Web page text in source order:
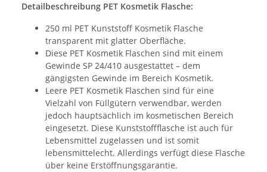
Detailbeschreibung PET Kosmetik Flasche:
250 ml PET Kunststoff Kosmetik Flasche
transparent mit glatter Oberfläche.
Diese PET Kosmetik Flaschen sind mit einem
Gewinde SP 24/410 ausgestattet – dem
gängigsten Gewinde im Bereich Kosmetik.
Leere PET Kosmetik Flaschen sind für eine
Vielzahl von Füllgütern verwendbar, werden
jedoch hauptsächlich im kosmetischen Bereich
eingesetzt. Diese Kunststoffflasche ist auch für
Lebensmittel zugelassen und ist somit
lebensmittelecht. Allerdings verfügt diese Flasche
über keine Erstöffnungsgarantie.